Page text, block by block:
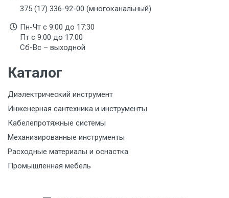
375 (17) 336-92-00 (многоканальный)
Пн-Чт с 9:00 до 17:30
Пт с 9:00 до 17:00
Сб-Вс – выходной
Каталог
Диэлектрический инструмент
Инженерная сантехника и инструменты
Кабелепротяжные системы
Механизированные инструменты
Расходные материалы и оснастка
Промышленная мебель